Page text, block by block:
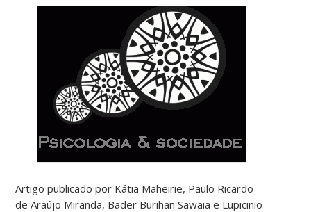
Artigo publicado por Kátia Maheirie, Paulo Ricardo
de Araújo Miranda, Bader Burihan Sawaia e Lupicinio